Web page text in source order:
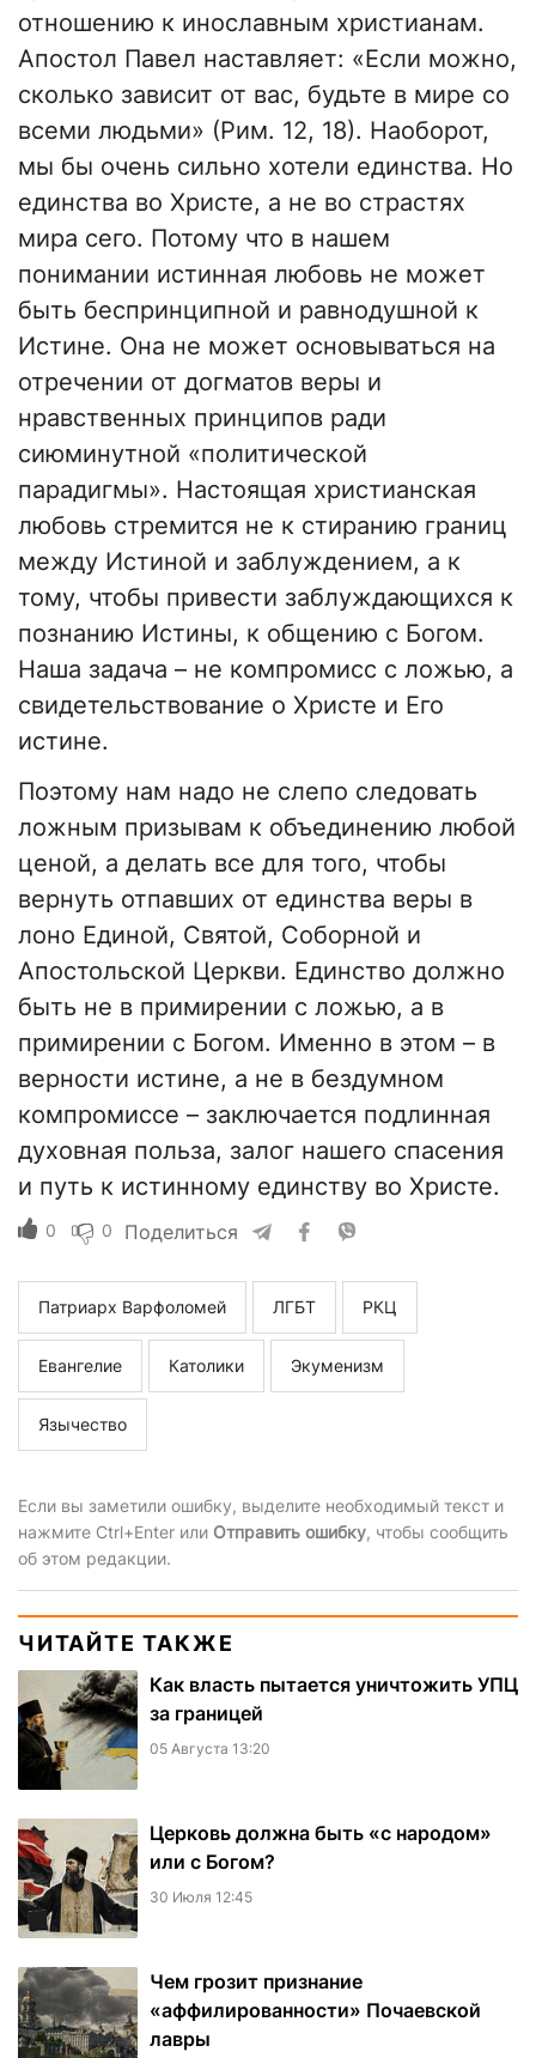
отношению к инославным христианам.
Апостол Павел наставляет: «Если можно,
сколько зависит от вас, будьте в мире со
всеми людьми» (Рим. 12, 18). Наоборот,
мы бы очень сильно хотели единства. Но
единства во Христе, а не во страстях
мира сего. Потому что в нашем
понимании истинная любовь не может
быть беспринципной и равнодушной к
Истине. Она не может основываться на
отречении от догматов веры и
нравственных принципов ради
сиюминутной «политической
парадигмы». Настоящая христианская
любовь стремится не к стиранию границ
между Истиной и заблуждением, а к
тому, чтобы привести заблуждающихся к
познанию Истины, к общению с Богом.
Наша задача – не компромисс с ложью, а
свидетельствование о Христе и Его
истине.
Поэтому нам надо не слепо следовать
ложным призывам к объединению любой
ценой, а делать все для того, чтобы
вернуть отпавших от единства веры в
лоно Единой, Святой, Соборной и
Апостольской Церкви. Единство должно
быть не в примирении с ложью, а в
примирении с Богом. Именно в этом – в
верности истине, а не в бездумном
компромиссе – заключается подлинная
духовная польза, залог нашего спасения
и путь к истинному единству во Христе.
0 0 Поделиться
Патриарх Варфоломей ЛГБТ РКЦ
Евангелие Католики Экуменизм
Язычество
Если вы заметили ошибку, выделите необходимый текст и
нажмите Ctrl+Enter или Отправить ошибку, чтобы сообщить
об этом редакции.
ЧИТАЙТЕ ТАКЖЕ
Как власть пытается уничтожить УПЦ
за границей
05 Августа 13:20
Церковь должна быть «с народом»
или с Богом?
30 Июля 12:45
Чем грозит признание
«аффилированности» Почаевской
лавры